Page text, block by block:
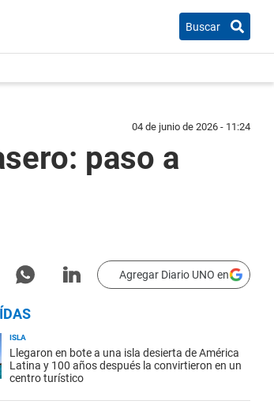
Buscar
04 de junio de 2026 - 11:24
paso a
Agregar Diario UNO en
ISLA
Llegaron en bote a una isla desierta de América
Latina y 100 años después la convirtieron en un
centro turístico